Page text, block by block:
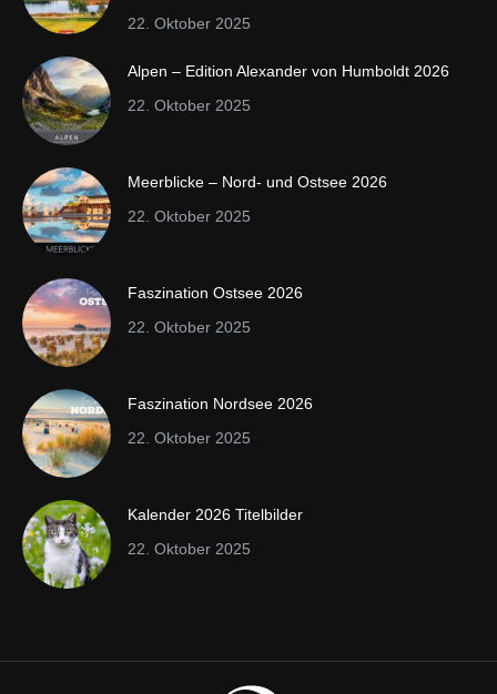
22. Oktober 2025
Alpen – Edition Alexander von Humboldt 2026
22. Oktober 2025
Meerblicke – Nord- und Ostsee 2026
22. Oktober 2025
Faszination Ostsee 2026
22. Oktober 2025
Faszination Nordsee 2026
22. Oktober 2025
Kalender 2026 Titelbilder
22. Oktober 2025